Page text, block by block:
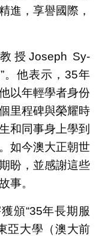
進，享譽國際，
授Joseph Sy-
。他表示，35年
以年輕學者身份
里程碑與榮耀時
和同事身上學到
如今澳大正朝世
盼，並感謝這些
事。
頒“35年長期服
亞大學（澳大前